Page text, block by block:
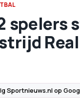
spelers
Sportnieuws.nl op